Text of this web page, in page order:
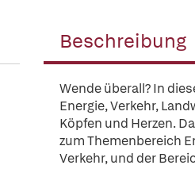
Beschreibung
Wende überall? In
Energie, Verkehr,
Köpfen und Herzen.
zum Themenbereich
Verkehr, und der